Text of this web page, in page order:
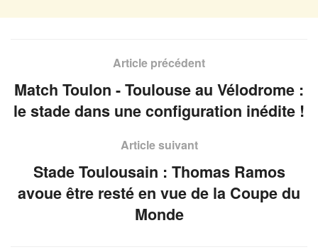
Article précédent
Match Toulon - Toulouse au Vélodrome :
le stade dans une configuration inédite !
Article suivant
Stade Toulousain : Thomas Ramos
avoue être resté en vue de la Coupe du
Monde